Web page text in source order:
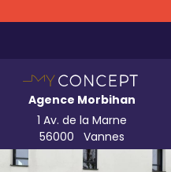
Agence Morbihan
1 Av. de la Marne
56000
Vannes